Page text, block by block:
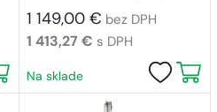
1 149,00 € bez DPH
1 413,27 € s DPH
Na sklade